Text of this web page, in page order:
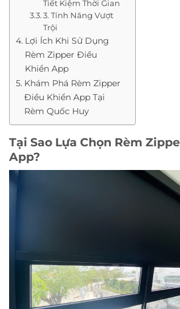
Tiết Kiệm Thời Gian
3. Tính Năng Vượt
Trội
Lợi Ích Khi Sử Dụng
Rèm Zipper Điều
Khiển App
Khám Phá Rèm Zipper
Điều Khiển App Tại
Rèm Quốc Huy
Tại Sao Lựa Chọn Rèm
App?